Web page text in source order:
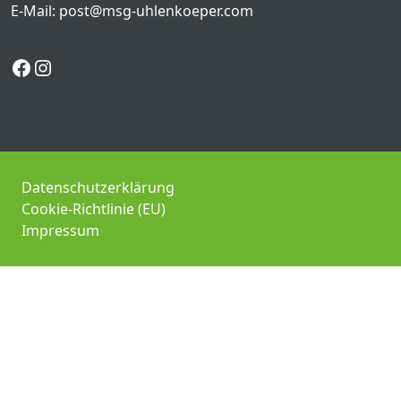
E-Mail: post@msg-uhlenkoeper.com
Facebook
Instagram
Datenschutzerklärung
Cookie-Richtlinie (EU)
Impressum